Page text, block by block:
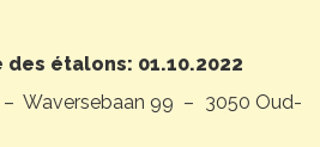
étalons: 01.10.2022
Waversebaan 99 – 3050 Oud-